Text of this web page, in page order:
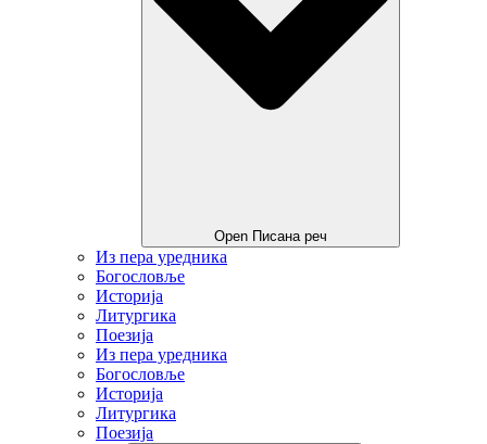
Open Писана реч
Из пера уредника
Богословље
Историја
Литургика
Поезија
Из пера уредника
Богословље
Историја
Литургика
Поезија